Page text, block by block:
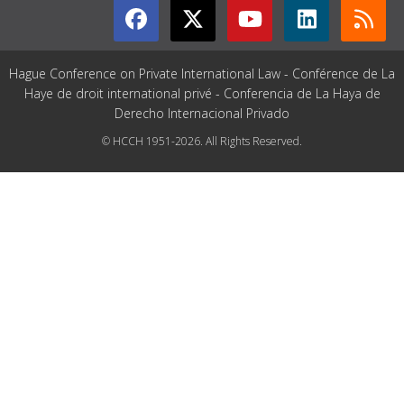
Hague Conference on Private International Law - Conférence de La
Haye de droit international privé - Conferencia de La Haya de
Derecho Internacional Privado
© HCCH 1951-2026. All Rights Reserved.